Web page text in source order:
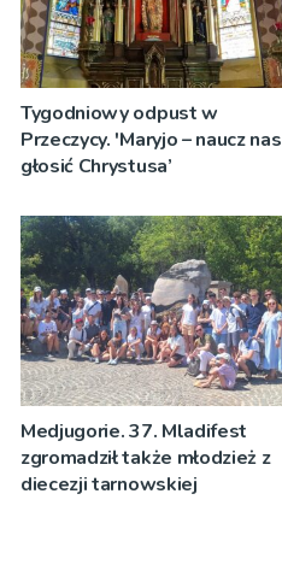
Tygodniowy odpust w
Przeczycy. 'Maryjo – naucz nas
głosić Chrystusa’
Medjugorie. 37. Mladifest
zgromadził także młodzież z
diecezji tarnowskiej